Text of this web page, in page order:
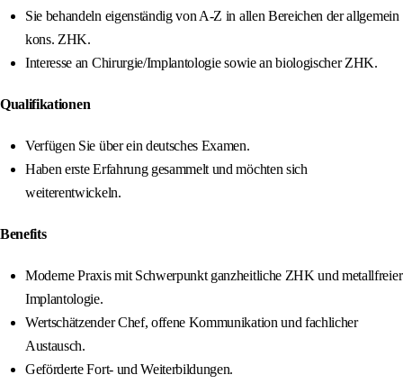
Sie behandeln eigenständig von A‑Z in allen Bereichen der allgemein
kons. ZHK.
Interesse an Chirurgie/Implantologie sowie an biologischer ZHK.
Qualifikationen
Verfügen Sie über ein deutsches Examen.
Haben erste Erfahrung gesammelt und möchten sich
weiterentwickeln.
Benefits
Moderne Praxis mit Schwerpunkt ganzheitliche ZHK und metallfreier
Implantologie.
Wertschätzender Chef, offene Kommunikation und fachlicher
Austausch.
Geförderte Fort- und Weiterbildungen.